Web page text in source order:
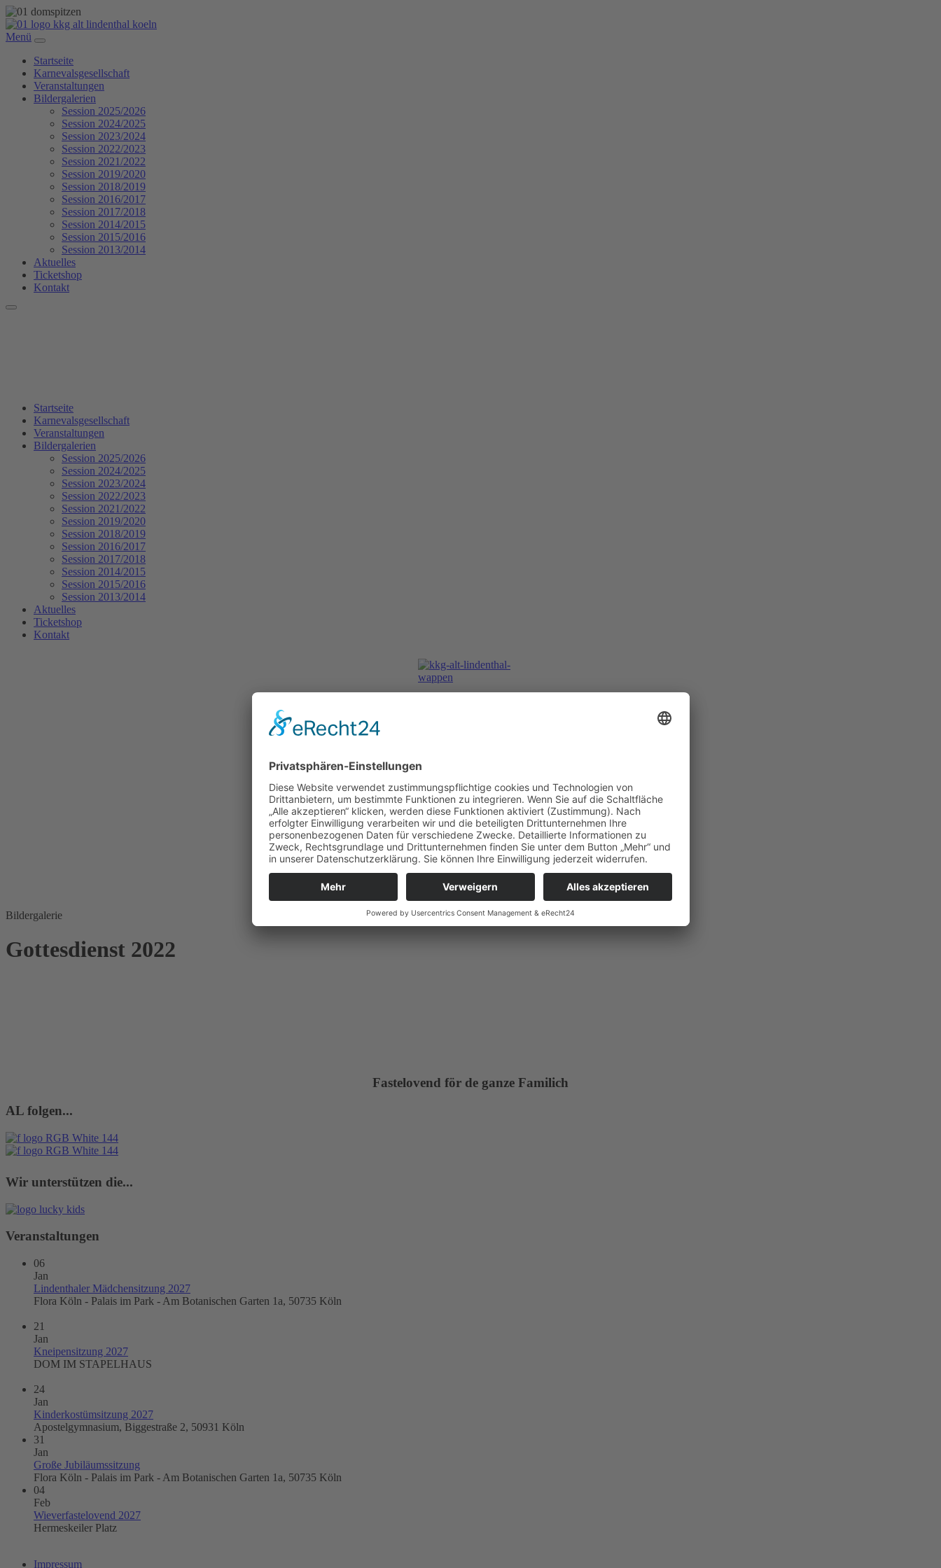
Menü
Startseite
Karnevalsgesellschaft
Veranstaltungen
Bildergalerien
Session 2025/2026
Session 2024/2025
Session 2023/2024
Session 2022/2023
Session 2021/2022
Session 2019/2020
Session 2018/2019
Session 2016/2017
Session 2017/2018
Session 2014/2015
Session 2015/2016
Session 2013/2014
Aktuelles
Ticketshop
Kontakt
Startseite
Karnevalsgesellschaft
Veranstaltungen
Bildergalerien
Session 2025/2026
Session 2024/2025
Session 2023/2024
Session 2022/2023
Session 2021/2022
Session 2019/2020
Session 2018/2019
Session 2016/2017
Session 2017/2018
Session 2014/2015
Session 2015/2016
Session 2013/2014
Aktuelles
Ticketshop
Kontakt
Bildergalerie
Gottesdienst 2022
Fastelovend för de ganze Familich
AL folgen...
Wir unterstützen die...
Veranstaltungen
06
Jan
Lindenthaler Mädchensitzung 2027
Flora Köln - Palais im Park - Am Botanischen Garten 1a, 50735 Köln
21
Jan
Kneipensitzung 2027
DOM IM STAPELHAUS
24
Jan
Kinderkostümsitzung 2027
Apostelgymnasium, Biggestraße 2, 50931 Köln
31
Jan
Große Jubiläumssitzung
Flora Köln - Palais im Park - Am Botanischen Garten 1a, 50735 Köln
04
Feb
Wieverfastelovend 2027
Hermeskeiler Platz
Impressum